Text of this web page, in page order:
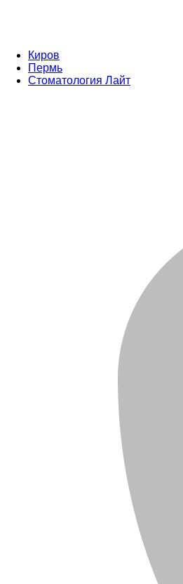
Киров
Пермь
Стоматология Лайт